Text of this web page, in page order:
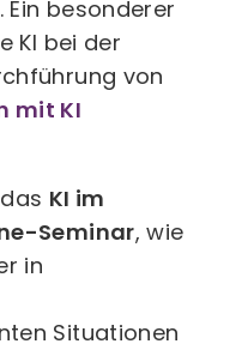
besonderer
KI bei der
von
mit KI
KI im
Seminar, wie
in
Situationen